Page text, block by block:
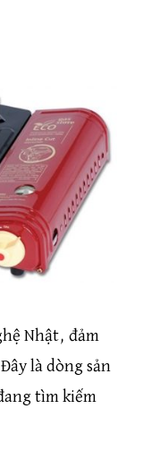
Nhật, đảm
là dòng sản
tìm kiếm